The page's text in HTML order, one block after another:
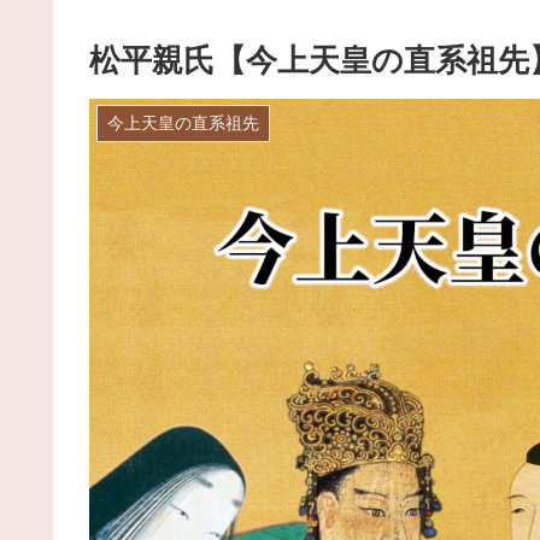
松平親氏【今上天皇の直系祖先
今上天皇の直系祖先